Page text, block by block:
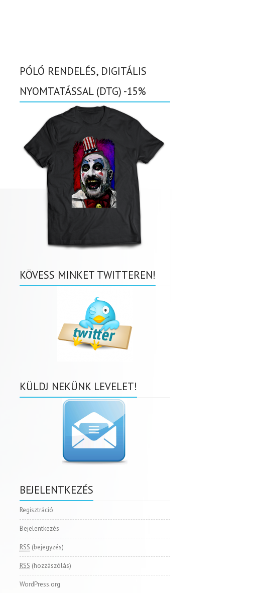
PÓLÓ RENDELÉS, DIGITÁLIS
NYOMTATÁSSAL (DTG) -15%
KÖVESS MINKET TWITTEREN!
KÜLDJ NEKÜNK LEVELET!
BEJELENTKEZÉS
Regisztráció
Bejelentkezés
RSS (bejegyzés)
RSS (hozzászólás)
WordPress.org